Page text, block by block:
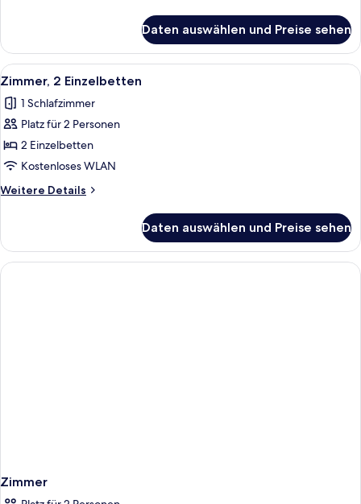
1
Doppelbett
Daten auswählen und Preise sehen
Alle
Fotos
für
Zimmer,
2 Einzelbetten
anzeigen
Ein Etagenbett mit einer Stehle,
8
Zimmer, 2 Einzelbetten
1 Schlafzimmer
Platz für 2 Personen
2 Einzelbetten
Kostenloses WLAN
Weitere Details
Weitere
2 Einzelbetten
Daten auswählen und Preise sehen
Zimmer